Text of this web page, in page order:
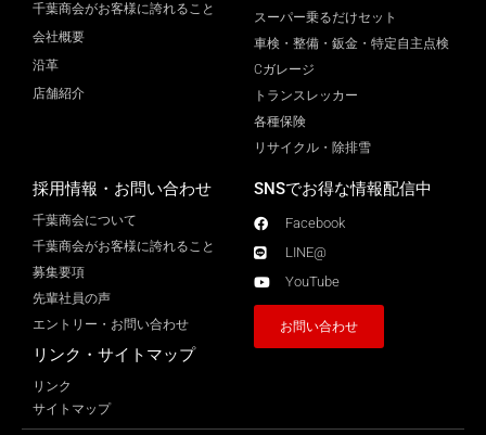
千葉商会がお客様に誇れること
会社概要
沿革
店舗紹介
スーパー乗るだけセット
車検・整備・鈑金・特定自主点検
Cガレージ
トランスレッカー
各種保険
リサイクル・除排雪
採用情報・お問い合わせ
千葉商会について
千葉商会がお客様に誇れること​
募集要項
先輩社員の声
エントリー・お問い合わせ
リンク・サイトマップ
リンク
サイトマップ
SNSでお得な情報配信中
Facebook
LINE@
YouTube
お問い合わせ